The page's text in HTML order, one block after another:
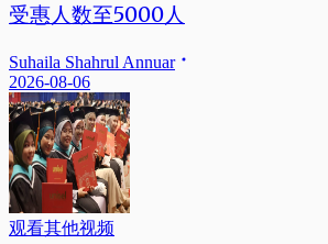
受惠人数至5000人
Suhaila Shahrul Annuar
2026-08-06
观看其他视频